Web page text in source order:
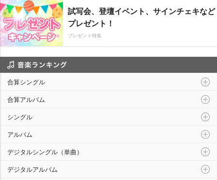
試写会、登壇イベント、サインチェキなど
プレゼント！
プレゼント特集
合算シングル
合算アルバム
シングル
アルバム
デジタルシングル（単曲）
デジタルアルバム